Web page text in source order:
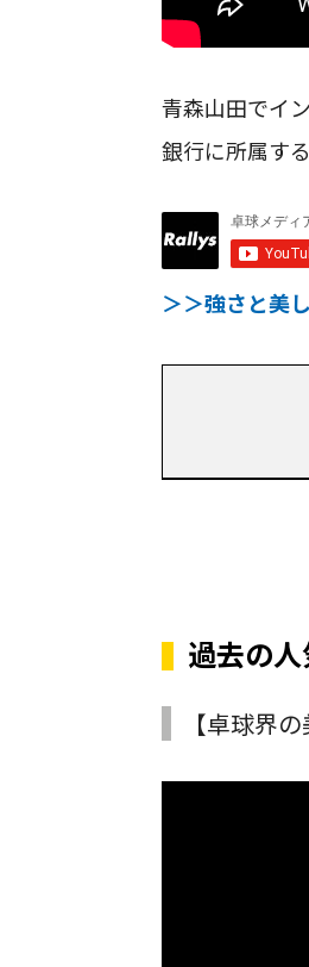
青森山田でイ
銀行に所属す
＞＞強さと美
過去の
【卓球界